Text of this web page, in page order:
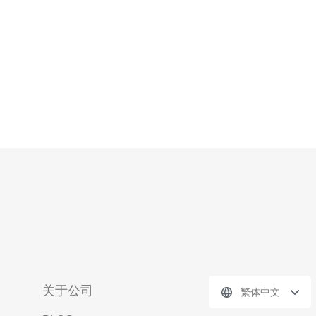
关于公司 繁体中文